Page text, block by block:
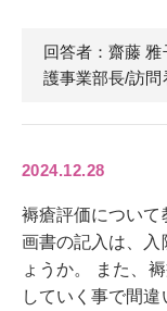
回答者：齋藤 雅
護事業部長/訪
2024.12.28
褥瘡評価について
画書の記入は、入
ょうか。 また、
していく事で間